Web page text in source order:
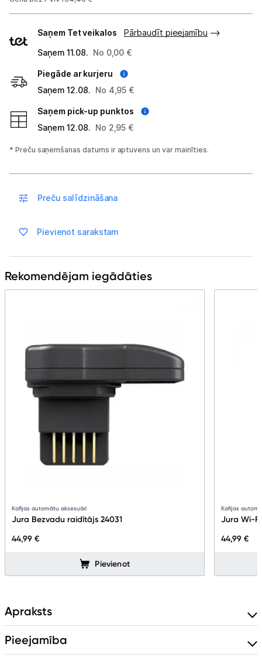
Skaistumkopšana
Ražotāju atjaunota tehnika
Vēlmju saraksts
Blogs
Tet pakalpojumi
Informācija
veidi
Saņem Tet veikalos
Pārbaudīt pieejamību
Saņem 11.08. No 0,00 €
Piegāde ar kurjeru
Saņem 12.08. No 4,95 €
Saņem pick-up punktos
Saņem 12.08. No 2,95 €
* Preču saņemšanas datums ir aptuvens un var mainīties.
Preču salīdzināšana
Pievienot sarakstam
Rekomendējam iegādāties
Kafijas automātu aksesuāri
Jura Bezvadu raidītājs 24031
44,99 €
Pievienot
Kafijas
Jura Wi-
44,99 €
Apraksts
Pieejamība